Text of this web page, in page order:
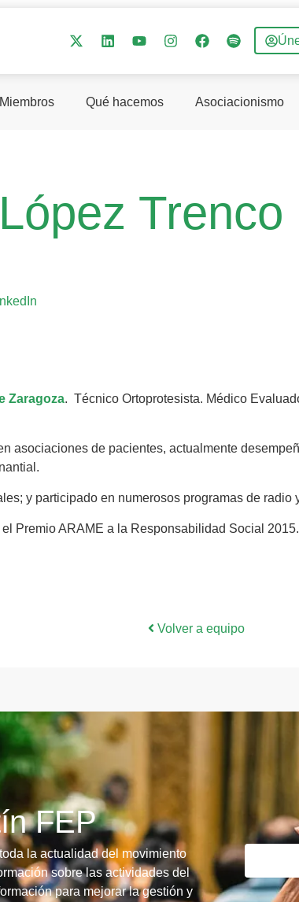
Miembros Qué hacemos Asociacionismo
Trenco
Zaragoza. Técnico Ortoprotesista. Médico
asociaciones de pacientes, actualmente
y participado en numerosos programas de
Premio ARAME a la Responsabilidad Social 2015.
Volver a equipo
FEP
la actualidad del movimiento
sobre las actividades del
para mejorar la gestión y